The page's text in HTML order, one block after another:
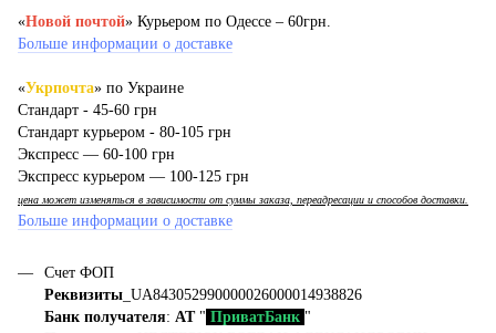
«Новой почтой» Курьером по Одессе – 60грн.
Больше информации о доставке
«Укрпочта» по Украине
Стандарт - 45-60 грн
Стандарт курьером - 80-105 грн
Экспресс — 60-100 грн
Экспресс курьером — 100-125 грн
цена может изменяться в зависимости от суммы заказа, переадресации и способов доставки.
Больше информации о доставке
Счет ФОП
Реквизиты _UA843052990000026000014938826
Банк получателя: АТ" ПриватБанк "